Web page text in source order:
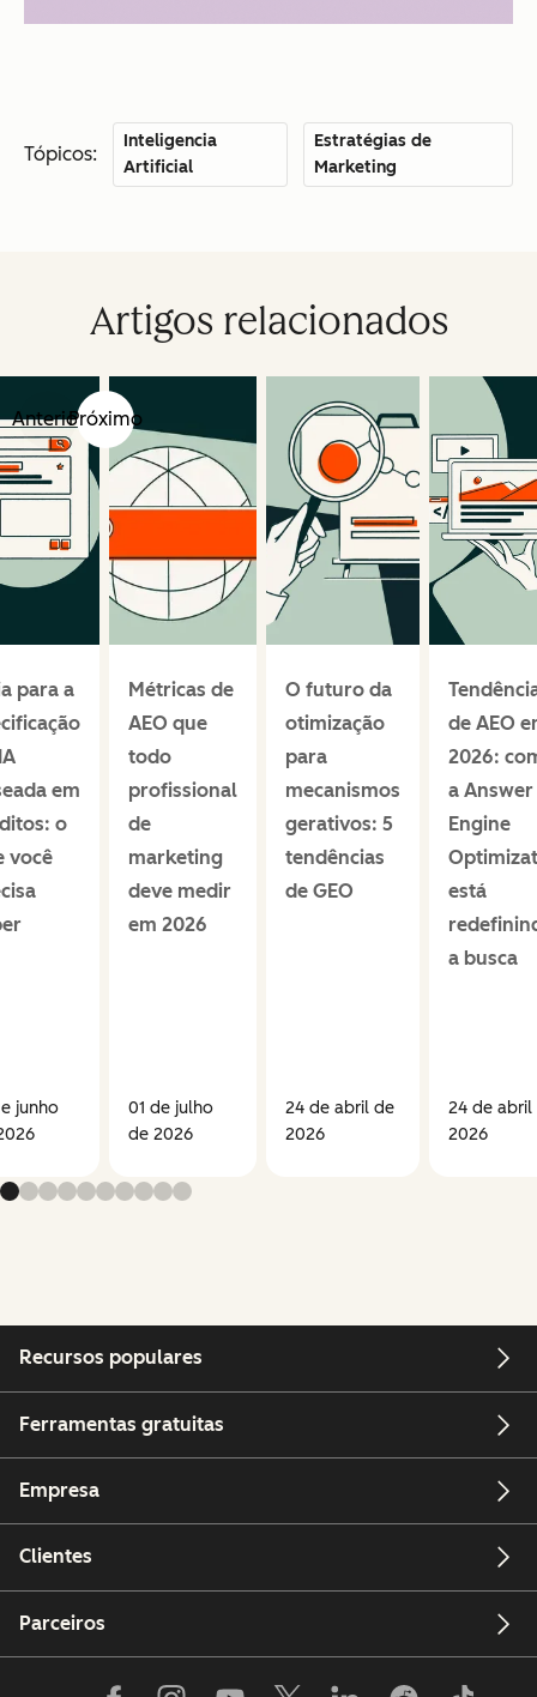
Tópicos:
Inteligencia
Artificial
Estratégias de
Marketing
Artigos relacionados
AnteriorPróximo
para a
em
o
você
junho
Métricas de
AEO que
todo
profissional
de
marketing
deve medir
em 2026
01 de julho
de 2026
O futuro da
otimização
para
mecanismos
gerativos: 5
tendências
de GEO
24 de abril de
2026
de AEO
2026:
a Answer
Engine
está
a busca
24 de abril
2026
Recursos populares
Ferramentas gratuitas
Empresa
Clientes
Parceiros